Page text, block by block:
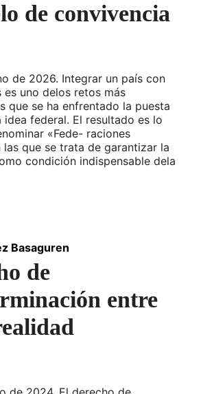
de convivencia
de 2026. Integrar un país con
es uno delos retos más
que se ha enfrentado la puesta
federal. El resultado es lo
«Fede- raciones
las que se trata de garantizar la
condición indispensable dela
de
entre
Basaguren